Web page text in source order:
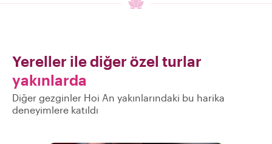
Yereller ile diğer özel turlar
yakınlarda
Diğer gezginler Hoi An yakınlarındaki bu harika
deneyimlere katıldı